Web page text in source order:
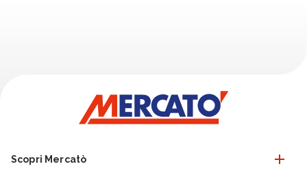
Scopri Mercatò